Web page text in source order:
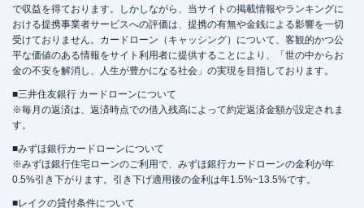
で収益を得ております。しかしながら、当サイトの掲載情報やランキングに
おける提携事業者サービスへの評価は、提携の有無や金銭による影響を一切
受けておりません。カードローン（キャッシング）について、客観的かつ公
平な価値のある情報をサイト利用者に提供することにより、「世の中からお
金の不安を解消し、人生が豊かになる社会」の実現を目指しております。
■三井住友銀行 カードローンについて
※毎月の返済は、返済時点での借入残高によって約定返済金額が設定されま
す。
■みずほ銀行カードローンについて
※みずほ銀行住宅ローンのご利用で、みずほ銀行カードローンの金利が年
0.5%引き下がります。引き下げ適用後の金利は年1.5%~13.5%です。
■レイクの貸付条件について